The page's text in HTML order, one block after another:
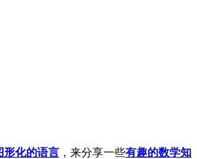
形化的语言 ，来分享一些有趣的数学知